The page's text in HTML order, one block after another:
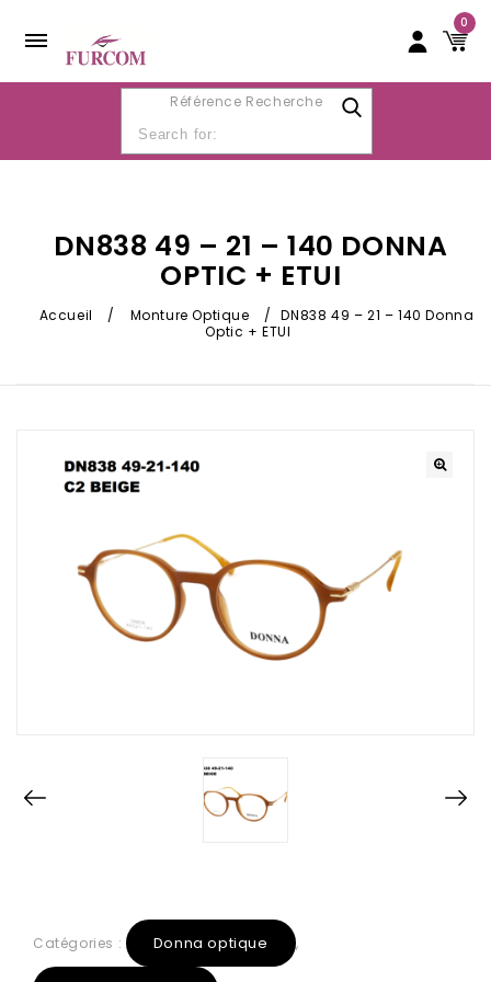
0
Référence Recherche
DN838 49 – 21 – 140 DONNA
OPTIC + ETUI
Accueil / Monture Optique /
DN838 49 – 21 – 140 Donna
Optic + ETUI
Catégories : Donna optique ,